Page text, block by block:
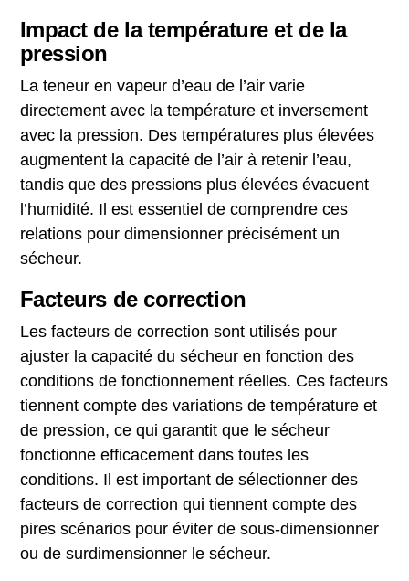
Impact de la température et de la
pression
La teneur en vapeur d’eau de l’air varie
directement avec la température et inversement
avec la pression. Des températures plus élevées
augmentent la capacité de l’air à retenir l’eau,
tandis que des pressions plus élevées évacuent
l’humidité. Il est essentiel de comprendre ces
relations pour dimensionner précisément un
sécheur.
Facteurs de correction
Les facteurs de correction sont utilisés pour
ajuster la capacité du sécheur en fonction des
conditions de fonctionnement réelles. Ces facteurs
tiennent compte des variations de température et
de pression, ce qui garantit que le sécheur
fonctionne efficacement dans toutes les
conditions. Il est important de sélectionner des
facteurs de correction qui tiennent compte des
pires scénarios pour éviter de sous-dimensionner
ou de surdimensionner le sécheur.